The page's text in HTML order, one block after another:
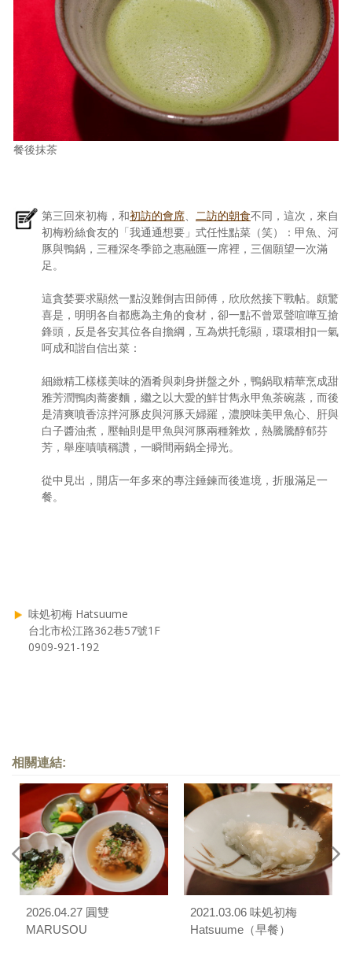
餐後抹茶
第三回來初梅，和初訪的會席、 二訪的朝食不同，這次，來自
初梅粉絲食友的「我通通想要」式任性點菜（笑）：甲魚、河
豚與鴨鍋，三種深冬季節之惠融匯一席裡，三個願望一次滿
足。
這貪婪要求顯然一點沒難倒吉田師傅，欣欣然接下戰帖。頗驚
喜是，明明各自都應為主角的食材，卻一點不曾眾聲喧嘩互搶
鋒頭，反是各安其位各自擔綱，互為烘托彰顯，環環相扣一氣
呵成和諧自信出菜：
細緻精工樣樣美味的酒肴與刺身拼盤之外，鴨鍋取精華烹成甜
雅芳潤鴨肉蕎麥麵，繼之以大愛的鮮甘雋永甲魚茶碗蒸，而後
是清爽噴香涼拌河豚皮與河豚天婦羅，濃腴味美甲魚心、肝與
白子醬油煮，壓軸則是甲魚與河豚兩種雜炊，熱騰騰醇郁芬
芳，舉座嘖嘖稱讚，一瞬間兩鍋全掃光。
從中見出，開店一年多來的專注錘鍊而後進境，折服滿足一
餐。
味処初梅 Hatsuume
台北市松江路362巷57號1F
0909-921-192
相關連結:
2026.04.27 圓雙
MARUSOU
2021.03.06 味処初梅
Hatsuume（早餐）